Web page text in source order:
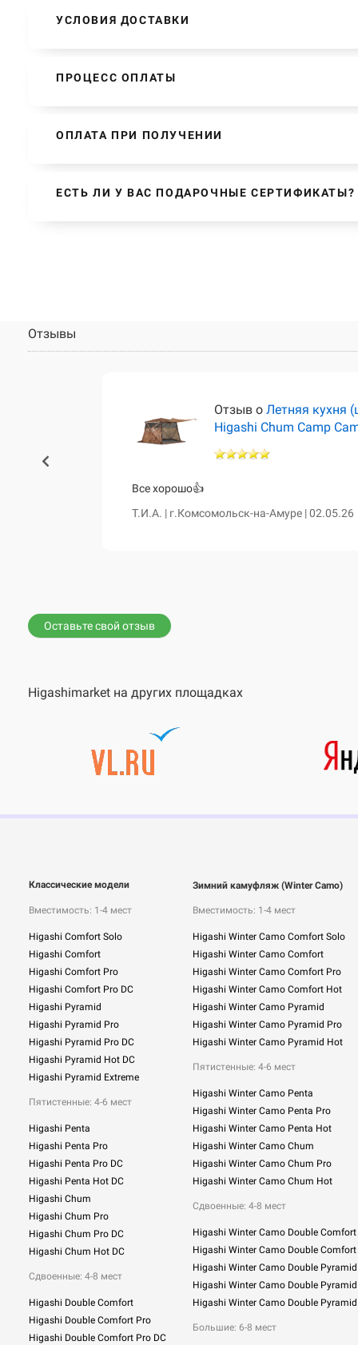
УСЛОВИЯ ДОСТАВКИ
ПРОЦЕСС ОПЛАТЫ
ОПЛАТА ПРИ ПОЛУЧЕНИИ
ЕСТЬ ЛИ У ВАС ПОДАРОЧНЫЕ СЕРТИФИКАТЫ?
Отзывы
Отзыв о Летняя кухня
Higashi Chum Camp
Все хорошо👍
Т.И.А. | г.Комсомольск-на-Амуре | 02.05.26
Оставьте свой отзыв
Higashimarket на других площадках
Классические модели
Вместимость: 1-4 мест
Higashi Comfort Solo
Higashi Comfort
Higashi Comfort Pro
Higashi Comfort Pro DC
Higashi Pyramid
Higashi Pyramid Pro
Higashi Pyramid Pro DC
Higashi Pyramid Hot DC
Higashi Pyramid Extreme
Пятистенные: 4-6 мест
Higashi Penta
Higashi Penta Pro
Higashi Penta Pro DC
Higashi Penta Hot DC
Higashi Chum
Higashi Chum Pro
Higashi Chum Pro DC
Higashi Chum Hot DC
Сдвоенные: 4-8 мест
Higashi Double Comfort
Higashi Double Comfort Pro
Higashi Double Comfort Pro DC
Зимний камуфляж (Winter Camo)
Вместимость: 1-4 мест
Higashi Winter Camo Comfort Solo
Higashi Winter Camo Comfort
Higashi Winter Camo Comfort Pro
Higashi Winter Camo Comfort Hot
Higashi Winter Camo Pyramid
Higashi Winter Camo Pyramid Pro
Higashi Winter Camo Pyramid Hot
Пятистенные: 4-6 мест
Higashi Winter Camo Penta
Higashi Winter Camo Penta Pro
Higashi Winter Camo Penta Hot
Higashi Winter Camo Chum
Higashi Winter Camo Chum Pro
Higashi Winter Camo Chum Hot
Сдвоенные: 4-8 мест
Higashi Winter Camo Double Comfort
Higashi Winter Camo Double
Higashi Winter Camo Double Pyramid
Higashi Winter Camo Double
Higashi Winter Camo Double
Большие: 6-8 мест